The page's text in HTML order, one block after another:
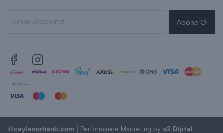
Abone Ol
©ceylanorhanli.com Performance Marketing by o2 Dijital